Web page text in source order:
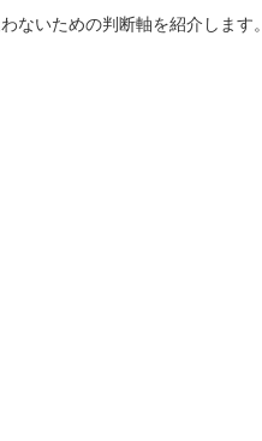
ないための判断軸を紹介します。